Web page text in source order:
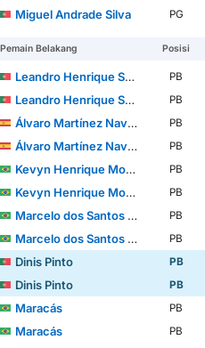
Miguel Andrade Silva
PG
Pemain Belakang Posisi
Leandro Henrique Sousa Santos PB
Leandro Henrique Sousa Santos
PB
Álvaro Martínez Navarro
PB
Álvaro Martínez Navarro
PB
Kevyn Henrique Monteiro de Souza
PB
Kevyn Henrique Monteiro de Souza
PB
Marcelo dos Santos Ferreira
PB
Marcelo dos Santos Ferreira
PB
Dinis Pinto
PB
Dinis Pinto
PB
Maracás
PB
Maracás
PB